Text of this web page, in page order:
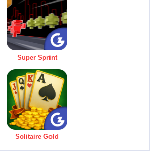
Super Sprint
Solitaire Gold